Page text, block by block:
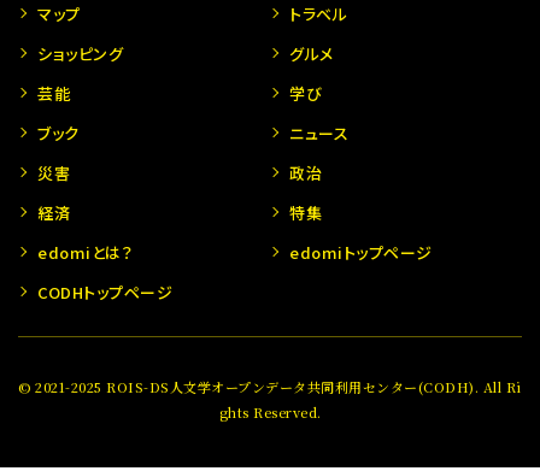
マップ
トラベル
ショッピング
グルメ
芸能
学び
ブック
ニュース
災害
政治
経済
特集
edomiとは？
edomiトップページ
CODHトップページ
© 2021-2025 ROIS-DS人文学オープンデータ共同利用センター(CODH). All Ri
ghts Reserved.